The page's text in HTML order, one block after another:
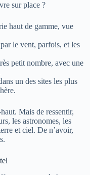
sur place ?
haut de gamme, vue
le vent, parfois, et les
petit nombre, avec une
un des sites les plus
Mais de ressentir,
les astronomes, les
et ciel. De n’avoir,